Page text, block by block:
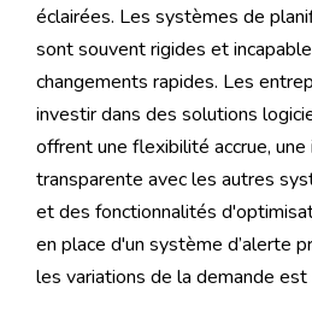
éclairées. Les systèmes de
sont souvent rigides et
changements rapides. Les
investir dans des solutions
offrent une flexibilité accrue,
transparente avec les autres
et des fonctionnalités
en place d'un système d’alerte
les variations de la demande